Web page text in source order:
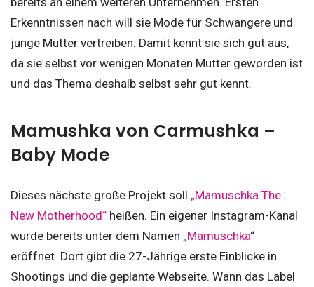
Erkenntnissen nach will sie Mode für Schwangere und
junge Mütter vertreiben. Damit kennt sie sich gut aus,
da sie selbst vor wenigen Monaten Mutter geworden ist
und das Thema deshalb selbst sehr gut kennt.
Mamushka von Carmushka –
Baby Mode
Dieses nächste große Projekt soll „Mamuschka The
New Motherhood“ heißen. Ein eigener Instagram-Kanal
wurde bereits unter dem Namen „Mamuschka“
eröffnet. Dort gibt die 27-Jährige erste Einblicke in
Shootings und die geplante Webseite. Wann das Label